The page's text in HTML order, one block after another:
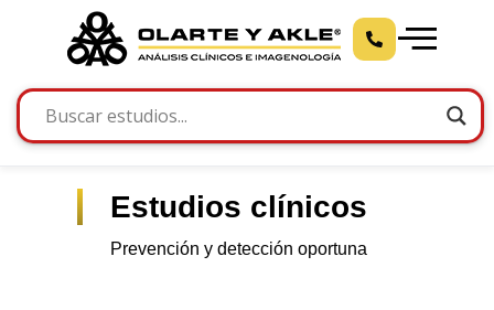
Estudios clínicos
Prevención y detección oportuna